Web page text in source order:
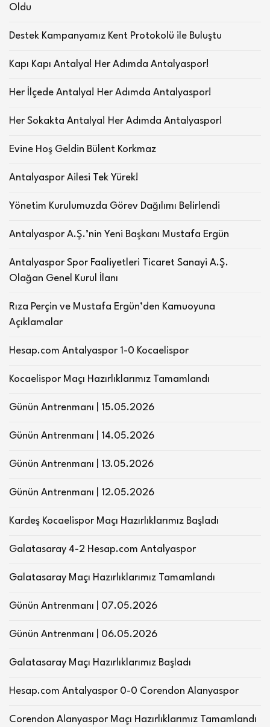
Oldu
Destek Kampanyamız Kent Protokolü ile Buluştu
Kapı Kapı Antalya! Her Adımda Antalyaspor!
Her İlçede Antalya! Her Adımda Antalyaspor!
Her Sokakta Antalya! Her Adımda Antalyaspor!
Evine Hoş Geldin Bülent Korkmaz
Antalyaspor Ailesi Tek Yürek!
Yönetim Kurulumuzda Görev Dağılımı Belirlendi
Antalyaspor A.Ş.’nin Yeni Başkanı Mustafa Ergün
Antalyaspor Spor Faaliyetleri Ticaret Sanayi A.Ş.
Olağan Genel Kurul İlanı
Rıza Perçin ve Mustafa Ergün’den Kamuoyuna
Açıklamalar
Hesap.com Antalyaspor 1-0 Kocaelispor
Kocaelispor Maçı Hazırlıklarımız Tamamlandı
Günün Antrenmanı | 15.05.2026
Günün Antrenmanı | 14.05.2026
Günün Antrenmanı | 13.05.2026
Günün Antrenmanı | 12.05.2026
Kardeş Kocaelispor Maçı Hazırlıklarımız Başladı
Galatasaray 4-2 Hesap.com Antalyaspor
Galatasaray Maçı Hazırlıklarımız Tamamlandı
Günün Antrenmanı | 07.05.2026
Günün Antrenmanı | 06.05.2026
Galatasaray Maçı Hazırlıklarımız Başladı
Hesap.com Antalyaspor 0-0 Corendon Alanyaspor
Corendon Alanyaspor Maçı Hazırlıklarımız Tamamlandı